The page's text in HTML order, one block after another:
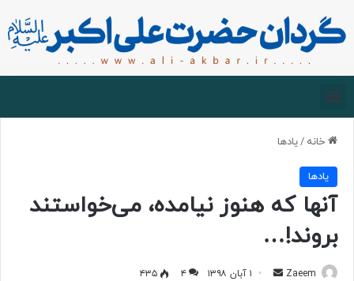
خانه /یادها
یادها
آنها که هنوز نیامده، می‌خواستند
بروند!…
Zaeem ۱ آبان ۱۳۹۸ ۴
۴۳۵